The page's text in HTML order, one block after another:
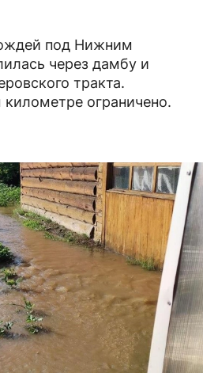
под Нижним
через дамбу и
тракта.
ограничено.